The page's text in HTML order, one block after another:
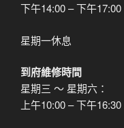
下午14:00 – 下午17:00
星期一休息
到府維修時間
星期三 ～ 星期六：
上午10:00 – 下午16:30